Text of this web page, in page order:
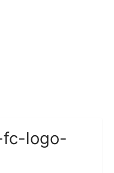
fc-logo-